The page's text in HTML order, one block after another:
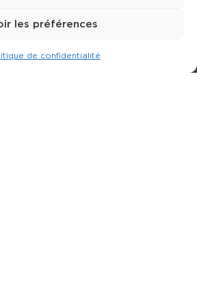
les préférences
de confidentialité